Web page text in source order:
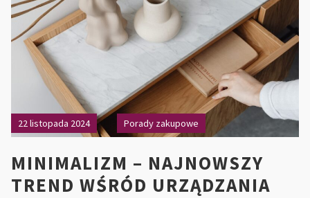
22 listopada 2024 Porady zakupowe
MINIMALIZM – NAJNOWSZY
TREND WŚRÓD URZĄDZANIA